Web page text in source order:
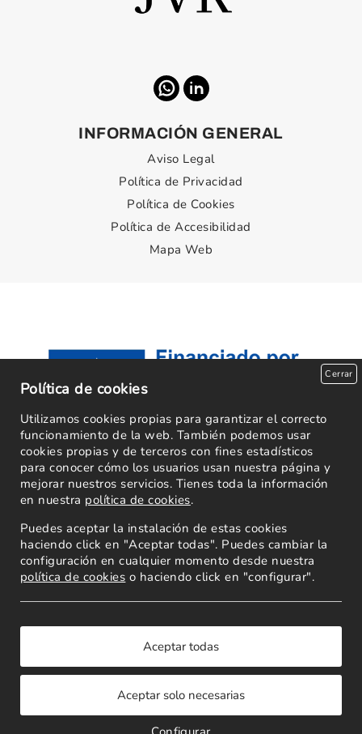
INFORMACIÓN GENERAL
Aviso Legal
Política de Privacidad
Política de Cookies
Política de Accesibilidad
Mapa Web
Cerrar
Política de cookies
Utilizamos cookies propias para garantizar el correcto
funcionamiento de la web. También podemos usar
cookies propias y de terceros con fines estadísticos
para conocer cómo los usuarios usan nuestra página y
mejorar nuestros servicios. Tienes toda la información
en nuestra política de cookies.
Puedes aceptar la instalación de estas cookies
haciendo click en "Aceptar todas". Puedes cambiar la
configuración en cualquier momento desde nuestra
política de cookies o haciendo click en "configurar".